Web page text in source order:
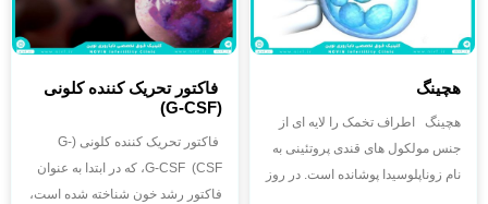
هچینگ
هچینگ اطراف تخمک را لایه ای از
جنس مولکول های قندی پروتئینی به
نام زوناپلوسیدا پوشانده است. در روز
فاکتور تحریک کننده کلونی
(G-CSF)
فاکتور تحریک کننده کلونی (G-
CSF) G-CSF، که در ابتدا به عنوان
فاکتور رشد خون شناخته شده است،